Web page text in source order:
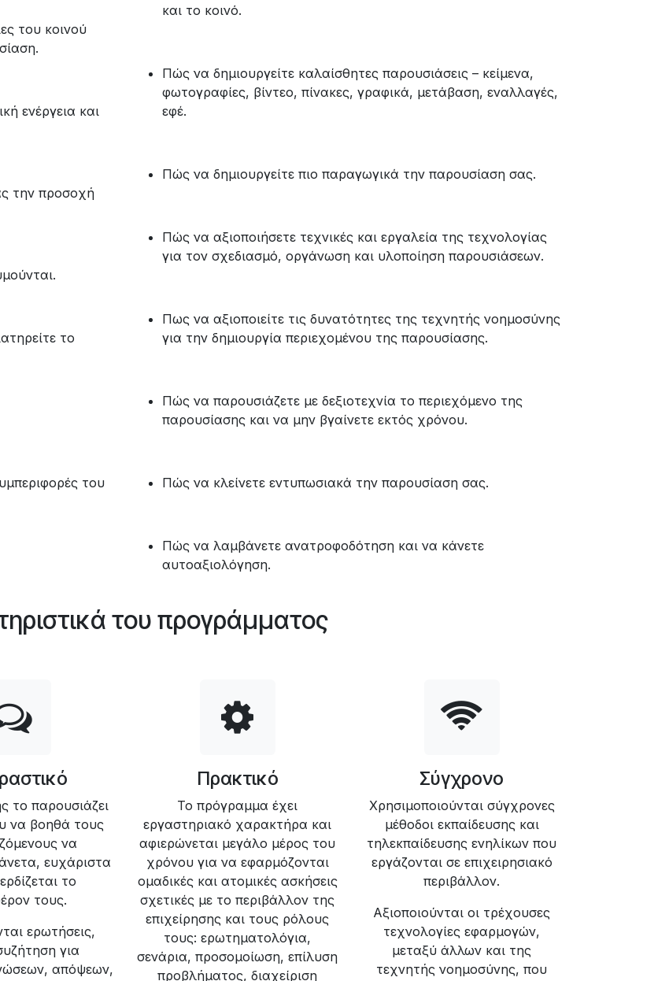
του κοινού
ενέργεια και
την προσοχή
το
του
και το κοινό.
Πώς να δημιουργείτε καλαίσθητες παρουσιάσεις – κείμενα,
φωτογραφίες, βίντεο, πίνακες, γραφικά, μετάβαση, εναλλαγές,
εφέ.
Πώς να δημιουργείτε πιο παραγωγικά την παρουσίαση σας.
Πώς να αξιοποιήσετε τεχνικές και εργαλεία της τεχνολογίας
για τον σχεδιασμό, οργάνωση και υλοποίηση παρουσιάσεων.
Πως να αξιοποιείτε τις δυνατότητες της τεχνητής νοημοσύνης
για την δημιουργία περιεχομένου της παρουσίασης.
Πώς να παρουσιάζετε με δεξιοτεχνία το περιεχόμενο της
παρουσίασης και να μην βγαίνετε εκτός χρόνου.
Πώς να κλείνετε εντυπωσιακά την παρουσίαση σας.​
​Πώς να λαμβάνετε ανατροφοδότηση και να κάνετε
αυτοαξιολόγηση.
του προγράμματος
το παρουσιάζει
να βοηθά τους
να
ευχάριστα
το
τους.
ερωτήσεις,
για
απόψεων,
Πρακτικό
Το πρόγραμμα έχει
εργαστηριακό χαρακτήρα και
αφιερώνεται μεγάλο μέρος του
χρόνου για να εφαρμόζονται
ομαδικές και ατομικές ασκήσεις
σχετικές με το περιβάλλον της
επιχείρησης και τους ρόλους
τους: ερωτηματολόγια,
σενάρια, προσομοίωση, επίλυση
προβλήματος, διαχείριση
Σύγχρονο
Χρησιμοποιούνται σύγχρονες
μέθοδοι εκπαίδευσης και
τηλεκπαίδευσης ενηλίκων που
εργάζονται σε επιχειρησιακό
περιβάλλον.
Αξιοποιούνται οι τρέχουσες
τεχνολογίες εφαρμογών,
μεταξύ άλλων και της
τεχνητής νοημοσύνης, που